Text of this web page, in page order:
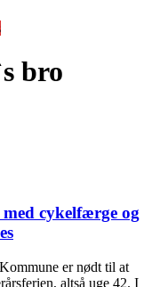
bro
cykelfærge og
er nødt til at
altså uge 42. I